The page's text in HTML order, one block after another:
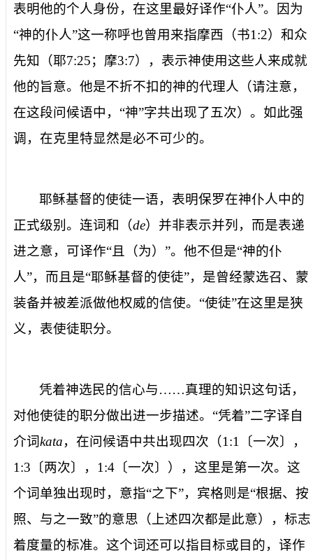
表明他的个人身份，在这里最好译作“仆人”。因为
“神的仆人”这一称呼也曾用来指摩西（书1:2）和众
先知（耶7:25；摩3:7），表示神使用这些人来成就
他的旨意。他是不折不扣的神的代理人（请注意，
在这段问候语中，“神”字共出现了五次）。如此强
调，在克里特显然是必不可少的。
耶稣基督的使徒一语，表明保罗在神仆人中的
正式级别。连词和 （de）并非表示并列，而是表递
进之意，可译作“且（为）”。他不但是“神的仆
人”，而且是“耶稣基督的使徒”，是曾经蒙选召、蒙
装备并被差派做他权威的信使。“使徒”在这里是狭
义，表使徒职分。
凭着神选民的信心与……真理的知识这句话，
对他使徒的职分做出进一步描述。“凭着”二字译自
介词kata，在问候语中共出现四次（1:1 〔一次〕，
1:3 〔两次〕， 1:4 〔一次〕），这里是第一次。这
个词单独出现时，意指“之下”，宾格则是“根据、按
照、与之一致”的意思（上述四次都是此意），标志
着度量的标准。这个词还可以指目标或目的，译作